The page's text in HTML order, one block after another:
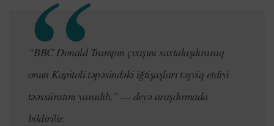
“BBC Donald Trampın çıxışını saxtalaşdıraraq
onun Kapitoli təpəsindəki iğtişaşları təşviq etdiyi
təəssüratını yaradıb,” — deyə araşdırmada
bildirilir.